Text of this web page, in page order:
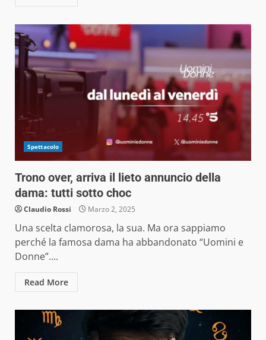
Spettacolo
Trono over, arriva il lieto annuncio della
dama: tutti sotto choc
Claudio Rossi Marzo 2, 2025
Una scelta clamorosa, la sua. Ma ora sappiamo
perché la famosa dama ha abbandonato “Uomini e
Donne”....
Read More